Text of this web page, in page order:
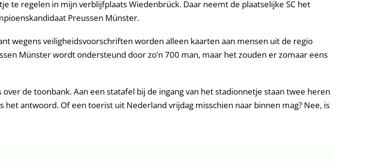
te regelen in mijn verblijfplaats Wiedenbrück. Daar neemt de plaatselijke SC het
Preussen Münster.
wegens veiligheidsvoorschriften worden alleen kaarten aan mensen uit de regio
Münster wordt ondersteund door zo’n 700 man, maar het zouden er zomaar eens
de toonbank. Aan een statafel bij de ingang van het stadionnetje staan twee heren
het antwoord. Of een toerist uit Nederland vrijdag misschien naar binnen mag? Nee, is